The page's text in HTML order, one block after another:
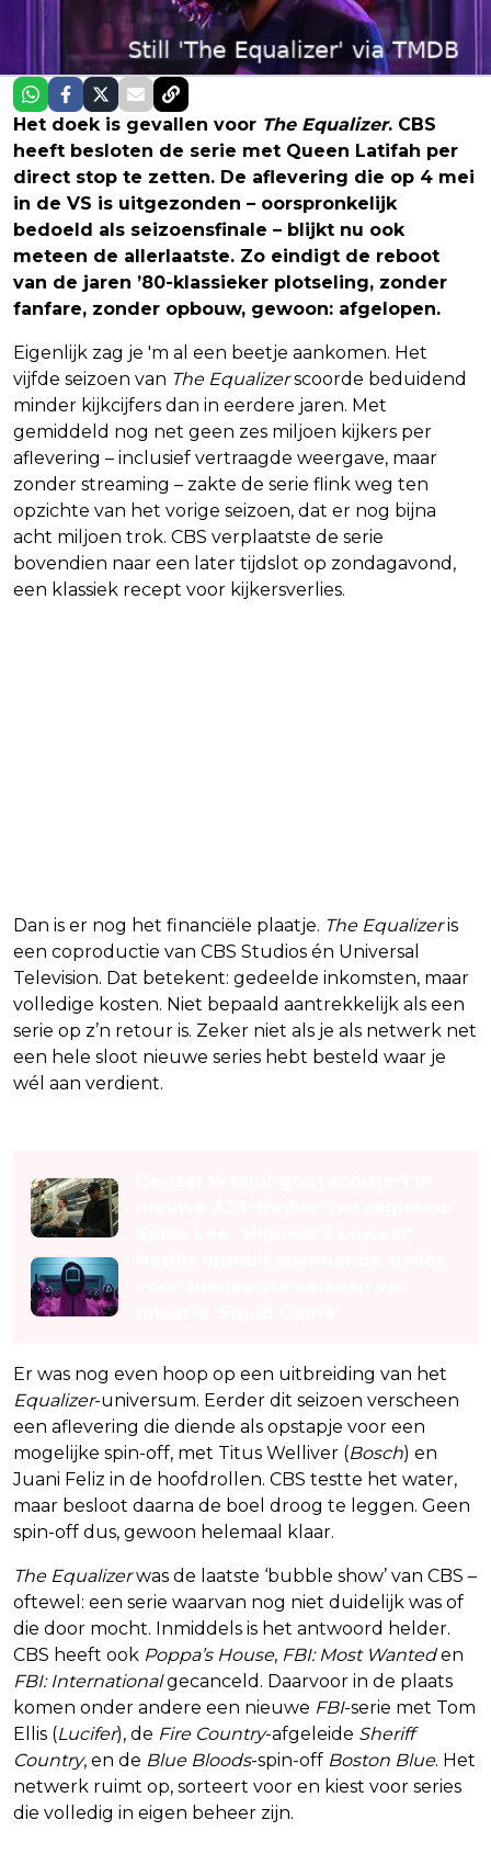
Het doek is gevallen voor The Equalizer. CBS
heeft besloten de serie met Queen Latifah per
direct stop te zetten. De aflevering die op 4 mei
in de VS is uitgezonden – oorspronkelijk
bedoeld als seizoensfinale – blijkt nu ook
meteen de allerlaatste. Zo eindigt de reboot
van de jaren ’80-klassieker plotseling, zonder
fanfare, zonder opbouw, gewoon: afgelopen.
Eigenlijk zag je 'm al een beetje aankomen. Het
vijfde seizoen van The Equalizerscoorde beduidend
minder kijkcijfers dan in eerdere jaren. Met
gemiddeld nog net geen zes miljoen kijkers per
aflevering – inclusief vertraagde weergave, maar
zonder streaming – zakte de serie flink weg ten
opzichte van het vorige seizoen, dat er nog bijna
acht miljoen trok. CBS verplaatste de serie
bovendien naar een later tijdslot op zondagavond,
een klassiek recept voor kijkersverlies.
Dan is er nog het financiële plaatje. The Equalizeris
een coproductie van CBS Studios én Universal
Television. Dat betekent: gedeelde inkomsten, maar
volledige kosten. Niet bepaald aantrekkelijk als een
serie op z’n retour is. Zeker niet als je als netwerk net
een hele sloot nieuwe series hebt besteld waar je
wél aan verdient.
Er was nog even hoop op een uitbreiding van het
Equalizer-universum. Eerder dit seizoen verscheen
een aflevering die diende als opstapje voor een
mogelijke spin-off, met Titus Welliver (Bosch) en
Juani Feliz in de hoofdrollen. CBS testte het water,
maar besloot daarna de boel droog te leggen. Geen
spin-off dus, gewoon helemaal klaar.
The Equalizerwas de laatste ‘bubble show’ van CBS –
oftewel: een serie waarvan nog niet duidelijk was of
die door mocht. Inmiddels is het antwoord helder.
CBS heeft ook Poppa’s House, FBI: Most Wanteden
FBI: Internationalgecanceld. Daarvoor in de plaats
komen onder andere een nieuwe FBI-serie met Tom
Ellis (Lucifer), de Fire Country-afgeleide Sheriff
Country, en de Blue Bloods-spin-off Boston Blue. Het
netwerk ruimt op, sorteert voor en kiest voor series
die volledig in eigen beheer zijn.